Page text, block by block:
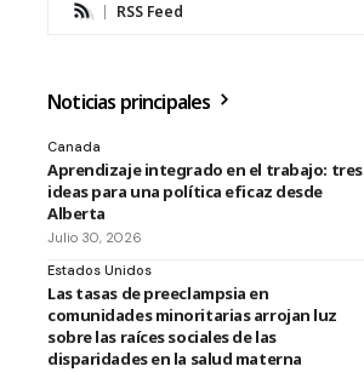
RSS Feed
Noticias principales
Canada
Aprendizaje integrado en el trabajo: tres
ideas para una política eficaz desde
Alberta
Julio 30, 2026
Estados Unidos
Las tasas de preeclampsia en
comunidades minoritarias arrojan luz
sobre las raíces sociales de las
disparidades en la salud materna